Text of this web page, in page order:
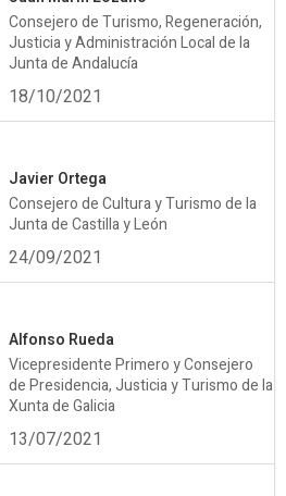
Consejero de Turismo, Regeneración,
Justicia y Administración Local de la
Junta de Andalucía
18/10/2021
Javier Ortega
Consejero de Cultura y Turismo de la
Junta de Castilla y León
24/09/2021
Alfonso Rueda
Vicepresidente Primero y Consejero
de Presidencia, Justicia y Turismo de la
Xunta de Galicia
13/07/2021